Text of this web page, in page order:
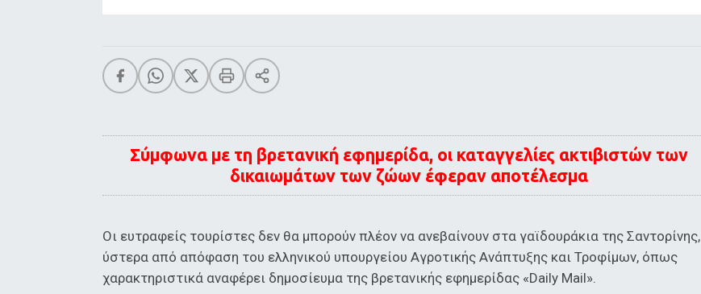
Σύμφωνα με τη βρετανική εφημερίδα, οι καταγγελίες ακτιβιστών των
δικαιωμάτων των ζώων έφεραν αποτέλεσμα
Oι ευτραφείς τουρίστες δεν θα μπορούν πλέον να ανεβαίνουν στα γαϊδουράκια της Σαντορίνης,
ύστερα από απόφαση του ελληνικού υπουργείου Αγροτικής Ανάπτυξης και Τροφίμων, όπως
χαρακτηριστικά αναφέρει δημοσίευμα της βρετανικής εφημερίδας «Daily Mail».